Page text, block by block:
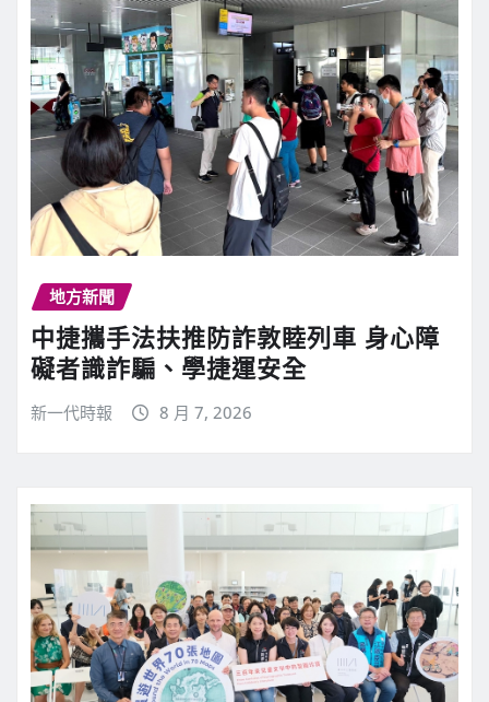
地方新聞
中捷攜手法扶推防詐敦睦列車 身心障
礙者識詐騙、學捷運安全
新一代時報 8 月 7, 2026